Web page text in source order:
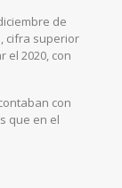
de
cifra superior
el 2020, con
con
que en el